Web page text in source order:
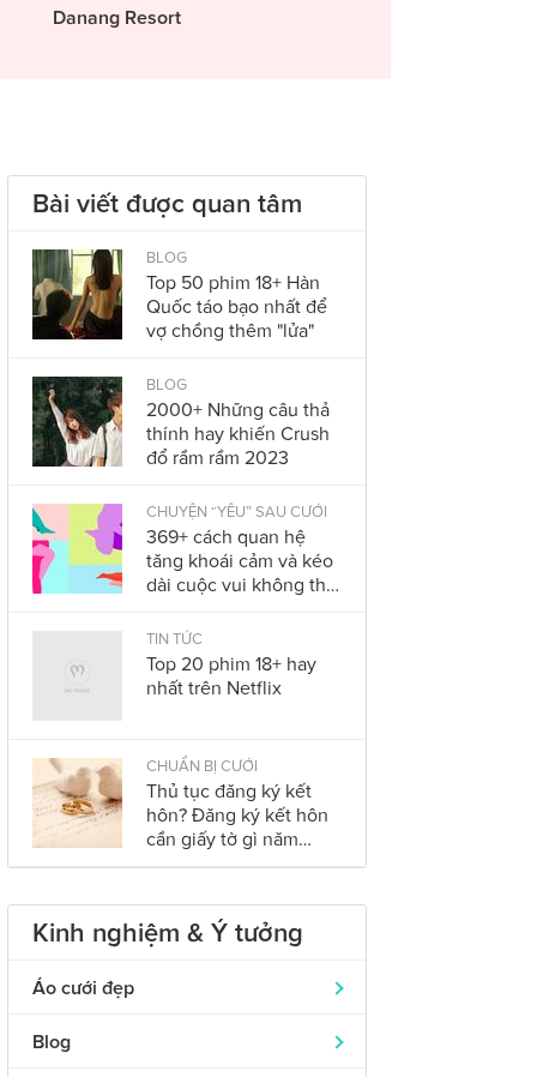
Danang Resort
Bài viết được quan tâm
BLOG
Top 50 phim 18+ Hàn
Quốc táo bạo nhất để
vợ chồng thêm "lửa"
BLOG
2000+ Những câu thả
thính hay khiến Crush
đổ rầm rầm 2023
CHUYỆN “YÊU” SAU CƯỚI
369+ cách quan hệ
tăng khoái cảm và kéo
dài cuộc vui không thể
2023
TIN TỨC
Top 20 phim 18+ hay
nhất trên Netflix
CHUẨN BỊ CƯỚI
Thủ tục đăng ký kết
hôn? Đăng ký kết hôn
cần giấy tờ gì năm
2023?
Kinh nghiệm & Ý tưởng
Áo cưới đẹp
Áo dài cưới
319
Blog